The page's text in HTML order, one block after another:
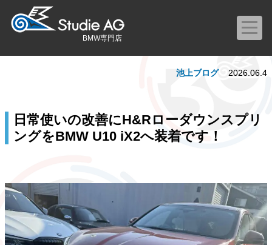
BMW専門店
日常使いの改善にH&Rローダウンスプリ
ングをBMW U10 iX2へ装着です！
池上ブログ 2026.06.4